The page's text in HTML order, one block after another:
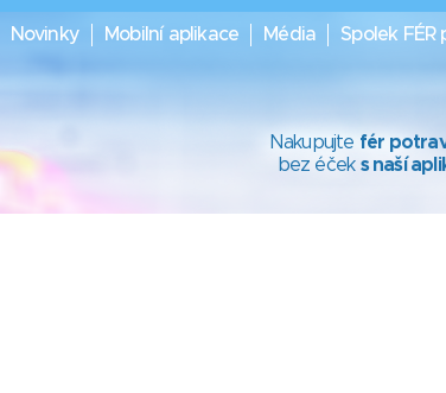
Novinky Mobilní aplikace Média Spolek FÉR
Nakupujte fér
bez éček s naší